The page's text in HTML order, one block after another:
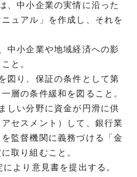
中小企業の実情に沿った
ュアル」を作成し、それを
小企業や地域経済への影
と。
り、保証の条件として第
層の条件緩和を図ること。
い分野に資金が円滑に供
セスメント）して、銀行業
監督機関に義務づける「金
取り組むこと。
より意見書を提出する。